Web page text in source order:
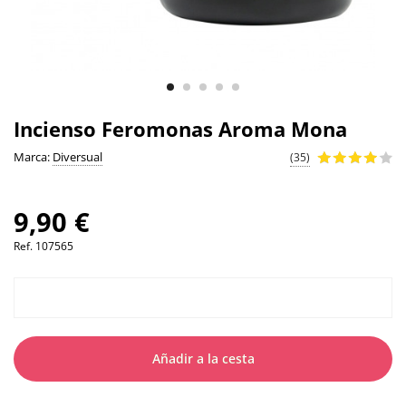
Incienso Feromonas Aroma Mona
Marca: Diversual (35)
9,90 €
Ref. 107565
Añadir a la cesta